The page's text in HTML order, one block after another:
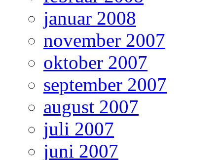
januar 2008
november 2007
oktober 2007
september 2007
august 2007
juli 2007
juni 2007